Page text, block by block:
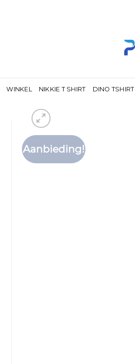
WINKEL NIKKIE T SHIRT DINO TSHIRT
Aanbieding!